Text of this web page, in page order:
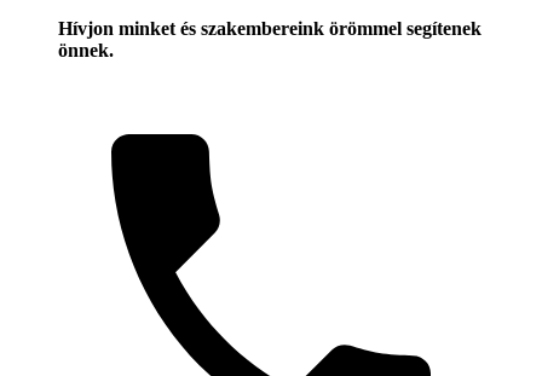
Hívjon minket és szakembereink örömmel segítenek
önnek.